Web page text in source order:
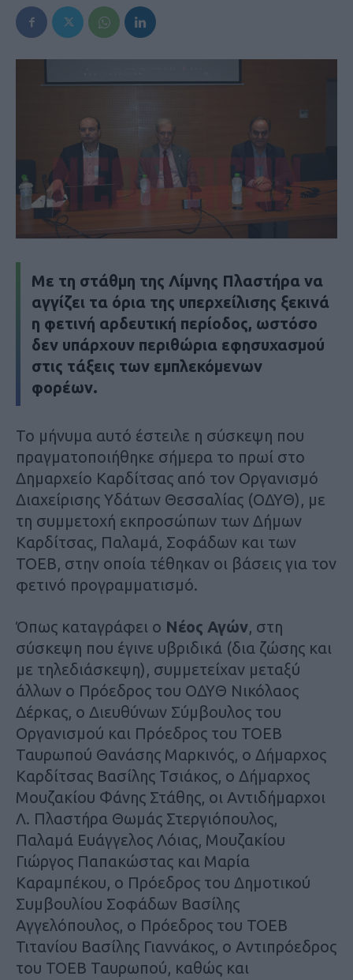
Με τη στάθμη της Λίμνης Πλαστήρα να
αγγίζει τα όρια της υπερχείλισης ξεκινά
η φετινή αρδευτική περίοδος, ωστόσο
δεν υπάρχουν περιθώρια εφησυχασμού
στις τάξεις των εμπλεκόμενων
φορέων.
Το μήνυμα αυτό έστειλε η σύσκεψη που
πραγματοποιήθηκε σήμερα το πρωί στο
Δημαρχείο Καρδίτσας από τον Οργανισμό
Διαχείρισης Υδάτων Θεσσαλίας (ΟΔΥΘ), με
τη συμμετοχή εκπροσώπων των Δήμων
Καρδίτσας, Παλαμά, Σοφάδων και των
ΤΟΕΒ, στην οποία τέθηκαν οι βάσεις για τον
φετινό προγραμματισμό.
Όπως καταγράφει ο Νέος Αγών, στη
σύσκεψη που έγινε υβριδικά (δια ζώσης και
με τηλεδιάσκεψη), συμμετείχαν μεταξύ
άλλων ο Πρόεδρος του ΟΔΥΘ Νικόλαος
Δέρκας, ο Διευθύνων Σύμβουλος του
Οργανισμού και Πρόεδρος του ΤΟΕΒ
Ταυρωπού Θανάσης Μαρκινός, ο Δήμαρχος
Καρδίτσας Βασίλης Τσιάκος, ο Δήμαρχος
Μουζακίου Φάνης Στάθης, οι Αντιδήμαρχοι
Λ. Πλαστήρα Θωμάς Στεργιόπουλος,
Παλαμά Ευάγγελος Λόιας, Μουζακίου
Γιώργος Παπακώστας και Μαρία
Καραμπέκου, ο Πρόεδρος του Δημοτικού
Συμβουλίου Σοφάδων Βασίλης
Αγγελόπουλος, ο Πρόεδρος του ΤΟΕΒ
Τιτανίου Βασίλης Γιαννάκος, ο Αντιπρόεδρος
του ΤΟΕΒ Ταυρωπού, καθώς και